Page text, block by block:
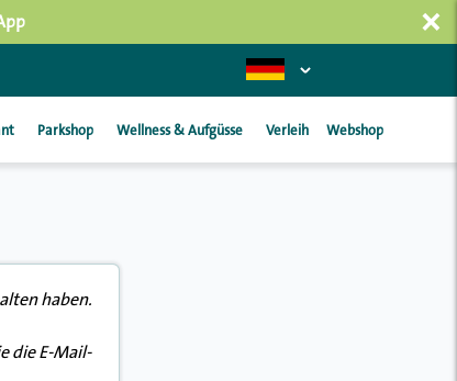
×
Parkshop Wellness & Aufgüsse Verleih Webshop
haben.
die E-Mail-